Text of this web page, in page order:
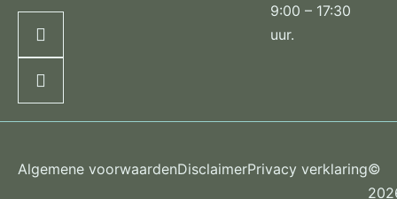
9:00 – 17:30
uur.
Algemene voorwaardenDisclaimerPrivacy verklaring©